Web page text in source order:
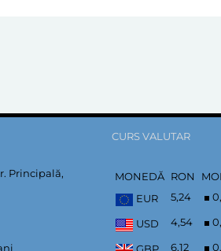
Principală,
CURS VALUTAR
MONEDĂ RON
EUR
5,24
USD 4,54
6,12